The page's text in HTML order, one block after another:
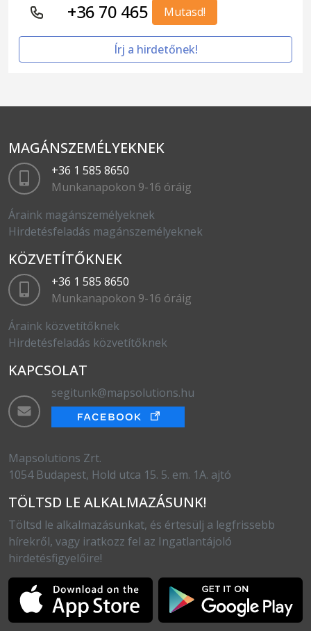
+36 70 465 Mutasd!
Írj a hirdetőnek!
MAGÁNSZEMÉLYEKNEK
+36 1 585 8650
Munkanapokon 9-16 óráig
Áraink magánszemélyeknek
Hirdetésfeladás magánszemélyeknek
KÖZVETÍTŐKNEK
+36 1 585 8650
Munkanapokon 9-16 óráig
Áraink közvetítőknek
Hirdetésfeladás közvetítőknek
KAPCSOLAT
segitunk@mapsolutions.hu
Mapsolutions Zrt.
1054 Budapest, Hold utca 15. 5. em. 1A. ajtó
TÖLTSD LE ALKALMAZÁSUNK!
Töltsd le alkalmazásunkat, és értesülj a legfrissebb
hírekről, vagy iratkozz fel az Ingatlantájoló
hirdetésfigyelőire!